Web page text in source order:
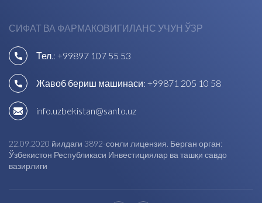
СИФАТ ВА ФАРМАКОВИГИЛАНС УЧУН ЎЗР
Тел.: +99897 107 55 53
Жавоб бериш машинаси: +99871 205 10 58
info.uzbekistan@santo.uz
22.09.2020 йилдаги 3892-сонли лицензия. Берган орган:
Ўзбекистон Республикаси Инвестициялар ва ташқи савдо
вазирлиги